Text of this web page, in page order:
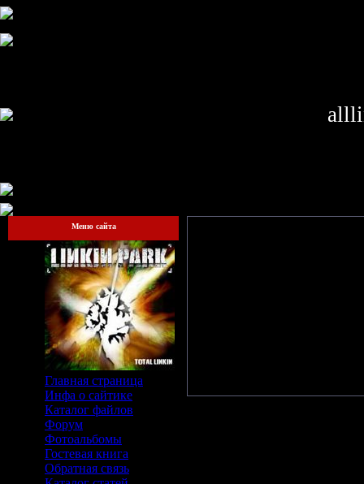
Меню сайта
Главная страница
Инфа о сайтике
Каталог файлов
Форум
Фотоальбомы
Гостевая книга
Обратная связь